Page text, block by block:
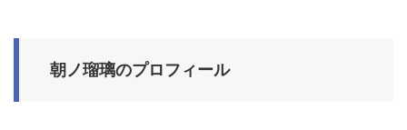
朝ノ瑠璃のプロフィール